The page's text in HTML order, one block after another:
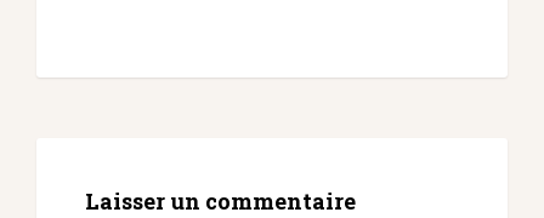
Laisser un commentaire